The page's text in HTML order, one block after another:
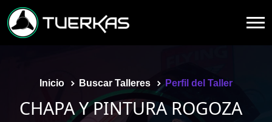
Inicio Buscar Talleres Perfil del Taller
CHAPA Y PINTURA ROGOZA